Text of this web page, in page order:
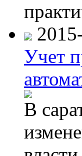
Учет
В